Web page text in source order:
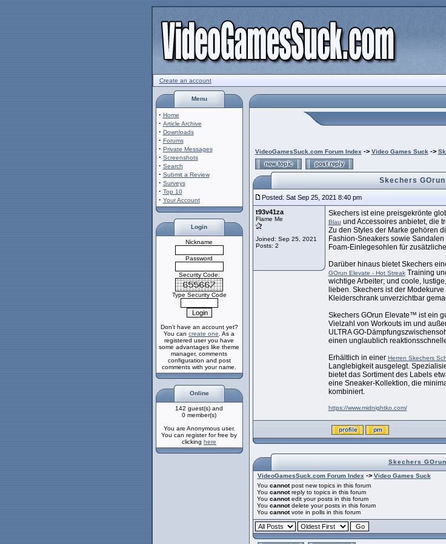
Create an account
Menu
· Home
· Article Archive
· Downloads
· Forums
· Private Messages
· Screenshots
· Search
· Submit a Review
· Surveys
· Top 10
· Your Account
Login
Nickname
Password
Security Code:
Type Security Code
Don't have an account yet?
You can create one . As a
registered user you have
some advantages like theme
manager, comments
configuration and post
comments with your name.
Online
142 guest(s) and
0 member(s)
You are Anonymous user.
You can register for free by
clicking here
VideoGamesSuck.com Forum Index -> Video Games Suck ->
Skechers
Posted: Sat Sep 25, 2021 8:40 pm
t93v41za
Flame Me
Joined: Sep 25, 2021
Posts: 2
Skechers ist eine preisgekrönte
Blau und Accessoires anbietet, die
Zu den Styles der Marke gehören
Fashion-Sneakers sowie
Foam-Einlegesohlen für
Darüber hinaus bietet Skechers
GOrun Elevate - Hot StreakTraining
wichtige Arbeiter; und coole,
lieben. Skechers ist der
Kleiderschrank unverzichtbar
Skechers GOrun Elevate™ ist ein
Vielzahl von Workouts im und
ULTRA GO-
einen unglaublich
Erhältlich in einer Herren Skechers
Langlebigkeit ausgelegt.
bietet das Sortiment des Labels
eine Sneaker-Kollektion, die
kombiniert.
https://www.midnightko.com/
Skechers
VideoGamesSuck.com Forum Index -> Video Games Suck
You cannotpost new topics in this forum
You cannotreply to topics in this forum
You cannotedit your posts in this forum
You cannotdelete your posts in this forum
You cannotvote in polls in this forum